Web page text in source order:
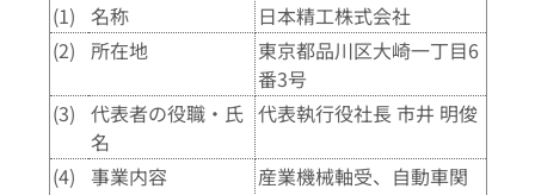
(1)
名称
日本精工株式会社
(2)
所在地
東京都品川区大崎一丁目6
番3号
(3) 代表者の役職・氏
名
代表執行役社長 市井 明俊
(4) 事業内容
産業機械軸受、自動車関